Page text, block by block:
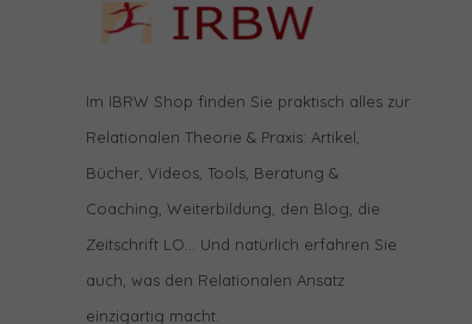
Im IBRW Shop finden Sie praktisch alles zur
Relationalen Theorie & Praxis: Artikel,
Bücher, Videos, Tools, Beratung &
Coaching, Weiterbildung, den Blog, die
Zeitschrift LO… Und natürlich erfahren Sie
auch, was den Relationalen Ansatz
einzigartig macht.